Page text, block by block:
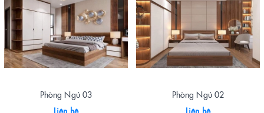
Phòng Ngủ 03
Phòng Ngủ 02